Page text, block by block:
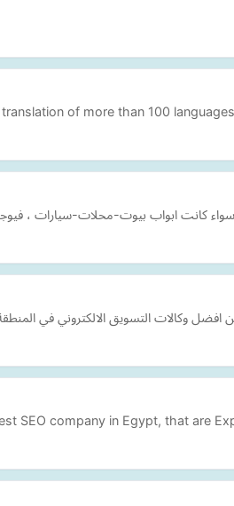
of more than 100
سواء كانت ابواب بيوت-محلات-سيارات ،
SEO company in Egypt, that are